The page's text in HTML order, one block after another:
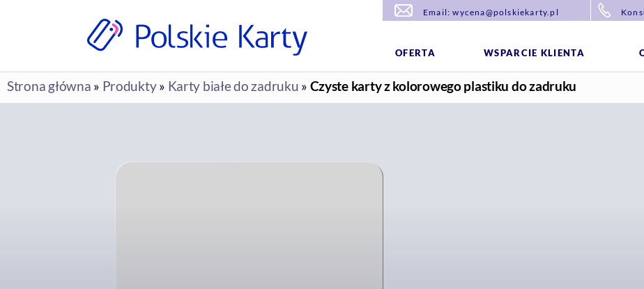
druk
Karty
Email: wycena@polskiekarty.pl
OFERTA WSPARCIE KLIENTA
Strona główna » Produkty» Karty białe do zadruku » Czyste karty z kolorowego plastiku do zadruku